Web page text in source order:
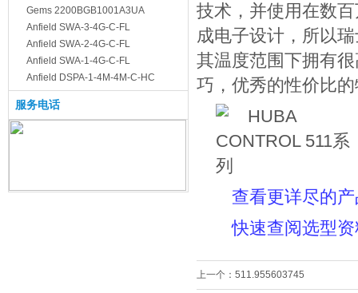
Gems 2200BGB1001A3UA
Anfield SWA-3-4G-C-FL
Anfield SWA-2-4G-C-FL
Anfield SWA-1-4G-C-FL
Anfield DSPA-1-4M-4M-C-HC
服务电话
技术，并使用在数
成电子设计，所以
其温度范围下拥有
巧，优秀的性价比
查看更详尽的
快速查阅选型
上一个： 511.955603745